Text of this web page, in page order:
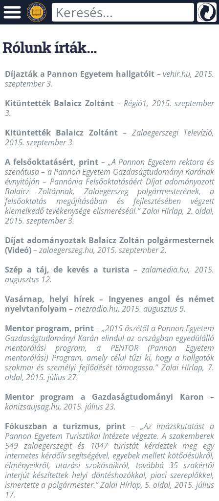
Rólunk írták…
Díjazták a Pannon Egyetem hallgatóit– vehir.hu, 2015.
szeptember 3.
Kitüntették Balaicz Zoltánt–Régió1, 2015. szeptember
3.
Kitüntették Balaicz Zoltánt– Zalaegerszegi Televízió,
2015. szeptember 3.
A felsőoktatásért, print– „A Pannon Egyetem rektora és
szenátusa – a Pannon Egyetem Gazdaságtudományi Karának
évnyitóján – Pannónia Felsőoktatásáért Díjat adományozott
Balaicz Zoltánnak, Zalaegerszeg polgármesterének, a
felsőoktatás megújításában és fejlesztésében végzett
kiemelkedő tevékenysége elismeréséül.” Zalai Hírlap, 2. oldal,
2015. szeptember 3.
Díjat adományoztak Balaicz Zoltán polgármesternek
(Videó)–zalaegerszeg.hu, 2015. szeptember 2.
Szép a táj, de kevés a turista –zalamedia.hu, 2015.
augusztus 12.
Vasárnap, helyi hírek – Ingyenes angol és német
nyelvtanfolyam –mezradio.hu, 2015. augusztus 9.
Mentor program, print–„2015 őszétől a Pannon Egyetem
Gazdaságtudományi Karán elindul az országban egyedülálló
mentorálási program, a PENTOR (Pannon Egyetem
mentorálási) Program, amely célul tűzi ki, hogy a hallgatók
szakmai és személyi fejlődését támogassa.” Zalai Hírlap, 7.
oldal, 2015. július 27.
Mentor program a Gazdaságtudományi Karon
–
kanizsaujsag.hu, 2015. július 23.
Fókuszban a turizmus, print – „Az imázskutatást a
Pannon Egyetem Turisztikai Intézete végezte. A szakemberek
549 zalaegerszegit és 1047 turistát kérdeztek meg egy
internetes kérdőív segítségével, egyebek mellett kötődésükről,
élményeikről, utazási szokásaikról, továbbá 35 szakértői
interjút készítettek helyi döntéshozókkal, piaci szereplőkkel,
ismertette a polgármester.” Zalai Hírlap, 5. oldal, 2015. július
17.